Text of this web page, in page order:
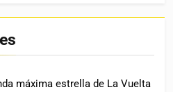
máxima estrella de La Vuelta